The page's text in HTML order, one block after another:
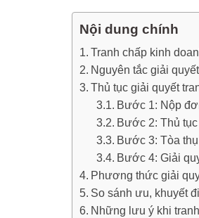
Nội dung chính
Tranh chấp kinh
Nguyên tắc giải
Thủ tục giải quyết
Bước 1: Nộp
Bước 2: Thủ
Bước 3: Tòa
Bước 4: Giải
Phương thức giải
So sánh ưu, khuyết
Những lưu ý khi